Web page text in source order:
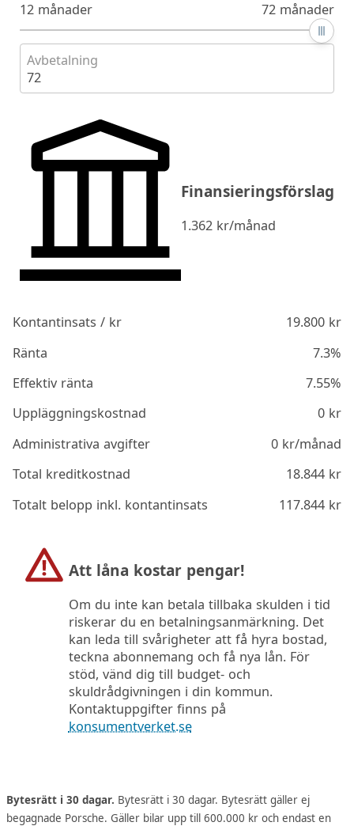
12 månader 72 månader
Avbetalning
72
Finansieringsförslag
1.362 kr/månad
Kontantinsats / kr 19.800kr
Ränta
7.3%
Effektiv ränta
7.55%
Uppläggningskostnad
0kr
Administrativa avgifter
0kr/månad
Total kreditkostnad
18.844kr
Totalt belopp inkl. kontantinsats
117.844kr
Att låna kostar pengar!
Om du inte kan betala tillbaka skulden i tid
riskerar du en betalningsanmärkning. Det
kan leda till svårigheter att få hyra bostad,
teckna abonnemang och få nya lån. För
stöd, vänd dig till budget- och
skuldrådgivningen i din kommun.
Kontaktuppgifter finns på
konsumentverket.se
Bytesrätt i 30 dagar. Bytesrätt i 30 dagar. Bytesrätt gäller ej
begagnade Porsche. Gäller bilar upp till 600.000 kr och endast en